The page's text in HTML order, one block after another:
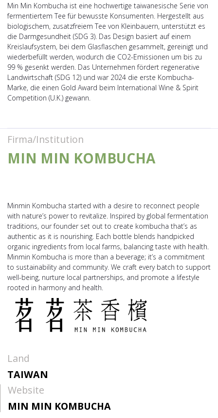
Min Min Kombucha ist eine hochwertige taiwanesische Serie von
fermentiertem Tee für bewusste Konsumenten. Hergestellt aus
biologischem, zusatzfreiem Tee von Kleinbauern, unterstützt es
die Darmgesundheit (SDG 3). Das Design basiert auf einem
Kreislaufsystem, bei dem Glasflaschen gesammelt, gereinigt und
wiederbefüllt werden, wodurch die CO2-Emissionen um bis zu
99 % gesenkt werden. Das Unternehmen fördert regenerative
Landwirtschaft (SDG 12) und war 2024 die erste Kombucha-
Marke, die einen Gold Award beim International Wine & Spirit
Competition (U.K.) gewann.
Firma/Institution
MIN MIN KOMBUCHA
Minmin Kombucha started with a desire to reconnect people
with nature’s power to revitalize. Inspired by global fermentation
traditions, our founder set out to create kombucha that’s as
authentic as it is nourishing. Each bottle blends handpicked
organic ingredients from local farms, balancing taste with health.
Minmin Kombucha is more than a beverage; it’s a commitment
to sustainability and community. We craft every batch to support
well-being, nurture local partnerships, and promote a lifestyle
rooted in harmony and health.
Land
TAIWAN
Website
MIN MIN KOMBUCHA